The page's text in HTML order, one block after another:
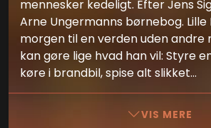
mennesker kedeligt. Efter Jens
Arne Ungermanns børnebog.
morgen til en verden uden andre
kan gøre lige hvad han vil: Styre
køre i brandbil, spise alt slikket...
VIS MERE